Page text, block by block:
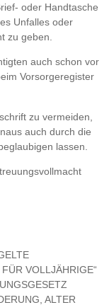
oder Handtasche
Unfalles oder
zu geben.
auch schon vor
Vorsorgeregister
zu vermeiden,
auch durch die
lassen.
VOLLJÄHRIGE“
ALTER